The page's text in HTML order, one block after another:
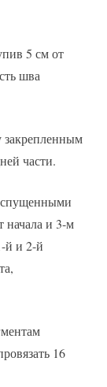
5 см от
шва
части.
спущенными
начала и 3-м
й и 2-й
16